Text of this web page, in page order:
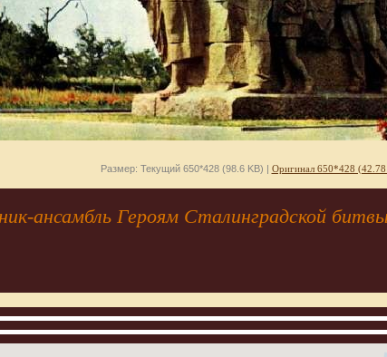
Размер: Текущий 650*428 (98.6 KB) | Оригинал 650*428
ансамбль Героям Сталинградской